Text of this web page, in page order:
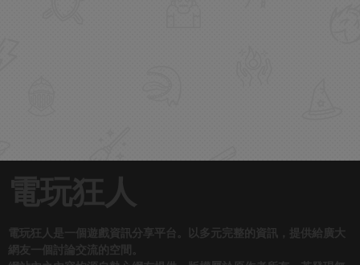
電玩狂人
電玩狂人是一個遊戲資訊分享平台。以多元完整的資訊，提供給廣大
網友一個討論交流的空間。